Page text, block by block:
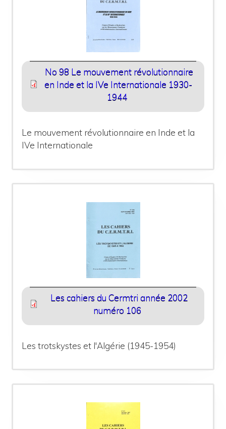
No 98 Le mouvement révolutionnaire
en Inde et la IVe Internationale 1930-
1944
Le mouvement révolutionnaire en Inde et la
IVe Internationale
Les cahiers du Cermtri année 2002
numéro 106
Les trotskystes et l'Algérie (1945-1954)